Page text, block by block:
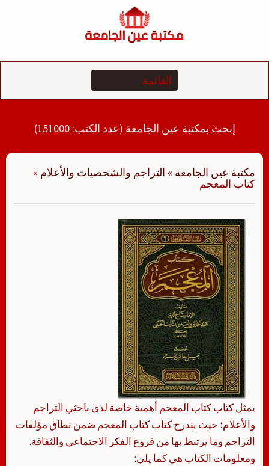
إبحث بمكتبة عين الجامعة (عدد الكتب: 151000)
مكتبة عين الجامعة » التراجم والشخصيات والأعلام »
كتاب المعجم
يمثل كتاب كتاب المعجم أهمية خاصة لدى باحثي التراجم
والأعلام؛ حيث يندرج كتاب كتاب المعجم ضمن نطاق مؤلفات
التراجم وما يرتبط بها من فروع الفكر الاجتماعي والثقافة.
ومعلومات الكتاب هي كما يلي: